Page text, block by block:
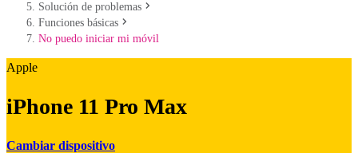
Solución de problemas
Funciones básicas
No puedo iniciar mi móvil
Apple
iPhone 11 Pro Max
Cambiar dispositivo